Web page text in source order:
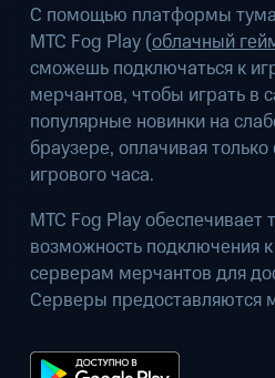
С помощью платформы
МТС Fog Play (облачный
сможешь подключаться к
мерчантов, чтобы играть в
популярные новинки на
браузере, оплачивая только
игрового часа.
МТС Fog Play обеспечивает
возможность подключения
серверам мерчантов для
Серверы предоставляются